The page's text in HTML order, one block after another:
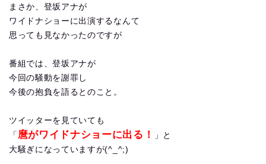
まさか、登坂アナが
ワイドナショーに出演するなんて
思っても見なかったのですが
番組では、登坂アナが
今回の騒動を謝罪し
今後の抱負を語るとのこと。
ツイッターを見ていても
「 麿がワイドナショーに出る！
」と
大騒ぎになっていますが(^_^;)